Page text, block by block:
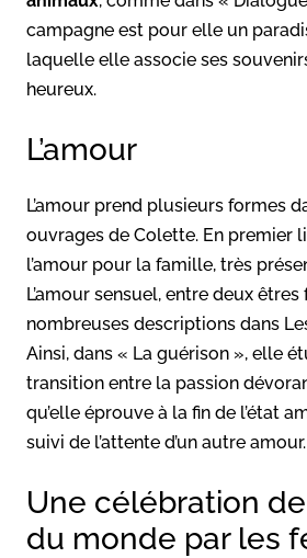
campagne est pour elle un
laquelle elle associe ses
heureux.
L’amour
L’amour prend plusieurs formes
ouvrages de Colette. En premier
l’amour pour la famille, très
L’amour sensuel, entre deux êtres
nombreuses descriptions dans
Ainsi, dans « La guérison », elle
transition entre la passion
qu’elle éprouve à la fin de l’état
suivi de l’attente d’un autre amour.
Une célébration
du monde par les